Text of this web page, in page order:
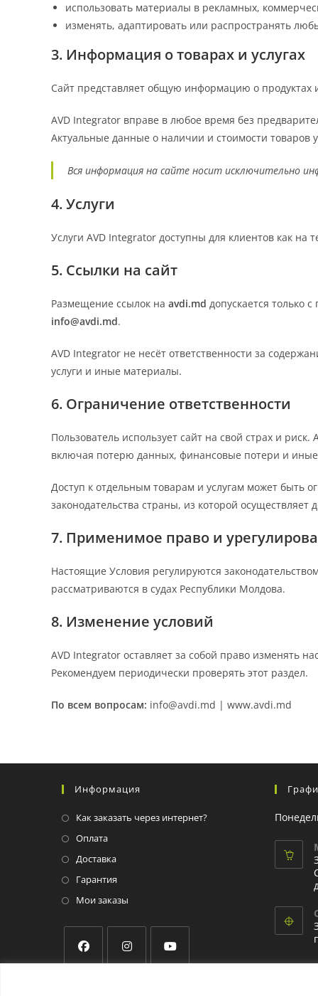
использовать материалы в рекламных,
изменять, адаптировать или распространять
3. Информация о товарах и услугах
Сайт представляет общую информацию о продуктах
AVD Integrator вправе в любое время без
Актуальные данные о наличии и стоимости товаров
Вся информация на сайте носит исключительно
4. Услуги
Услуги AVD Integrator доступны для клиентов как
5. Ссылки на сайт
Размещение ссылок на avdi.md допускается только
info@avdi.md.
AVD Integrator не несёт ответственности за
услуги и иные материалы.
6. Ограничение ответственности
Пользователь использует сайт на свой страх и
включая потерю данных, финансовые потери и иные
Доступ к отдельным товарам и услугам может быть
законодательства страны, из которой осуществляет
7. Применимое право и
Настоящие Условия регулируются
рассматриваются в судах Республики Молдова.
8. Изменение условий
AVD Integrator оставляет за собой право изменять
Рекомендуем периодически проверять этот раздел.
По всем вопросам: info@avdi.md | www.avdi.md
Информация
Как заказать через интернет?
Оплата
Доставка
Гарантия
Мои заказы